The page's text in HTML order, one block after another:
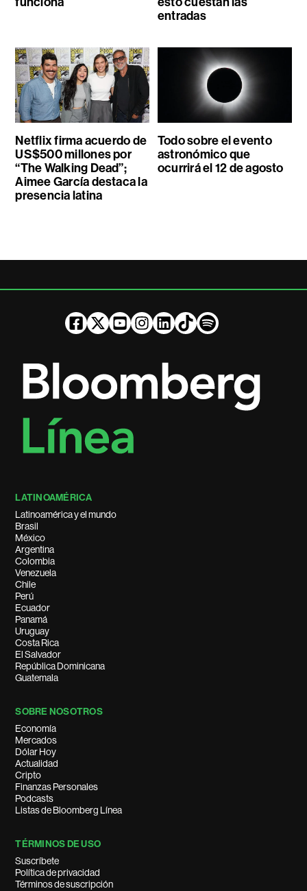
entradas
Netflix firma acuerdo de
US$500 millones por
“The Walking Dead”;
Aimee García destaca la
presencia latina
Todo sobre el evento
astronómico que
ocurrirá el 12 de agosto
LATINOAMÉRICA
Latinoamérica y el mundo
Brasil
México
Argentina
Colombia
Venezuela
Chile
Perú
Ecuador
Panamá
Uruguay
Costa Rica
El Salvador
República Dominicana
Guatemala
SOBRE NOSOTROS
Economía
Mercados
Dólar Hoy
Actualidad
Cripto
Finanzas Personales
Podcasts
Listas de Bloomberg Línea
TÉRMINOS DE USO
Suscríbete
Política de privacidad
Términos de suscripción